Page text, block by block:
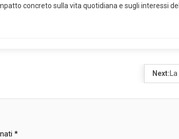
concreto sulla vita quotidiana e sugli interessi
Next:
*